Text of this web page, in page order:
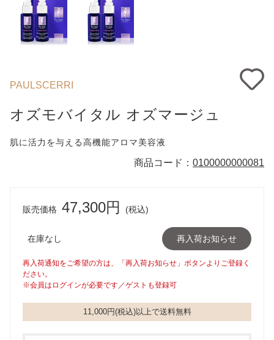
PAULSCERRI
オズモバイタル オズマージュ
肌に活力を与える高機能アロマ美容液
商品コード： 0100000000081
販売価格 47,300円 (税込)
在庫なし 再入荷お知らせ
再入荷通知をご希望の方は、「再入荷お知らせ」ボタンよりご登録く
ださい。
※会員はログインが必要です／ゲストも登録可
11,000円(税込)以上で送料無料